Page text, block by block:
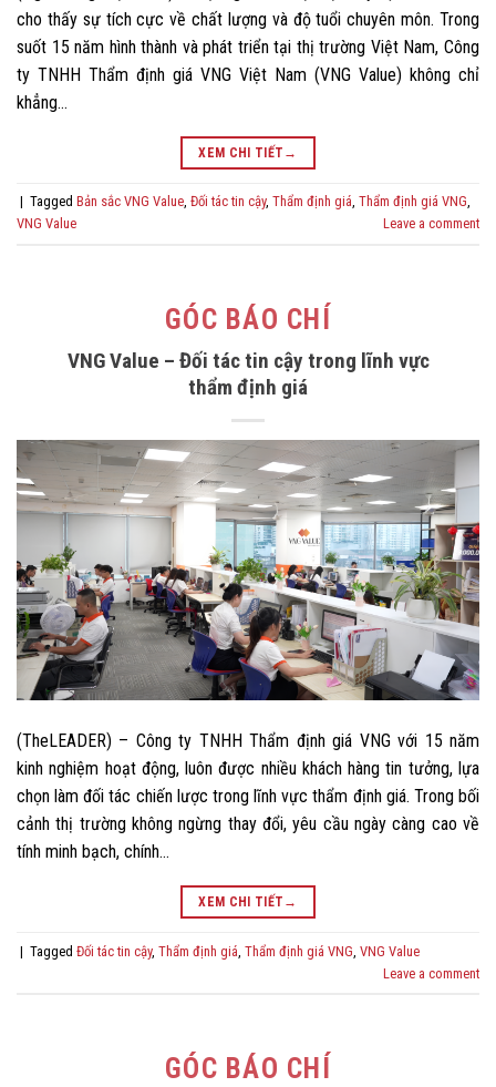
cho thấy sự tích cực về chất lượng và độ tuổi chuyên môn. Trong
suốt 15 năm hình thành và phát triển tại thị trường Việt Nam, Công
ty TNHH Thẩm định giá VNG Việt Nam (VNG Value) không chỉ
khẳng…
XEM CHI TIẾT →
| Tagged Bản sắc VNG Value, Đối tác tin cậy, Thẩm định giá, Thẩm định giá VNG,
VNG Value
Leave a comment
GÓC BÁO CHÍ
VNG Value – Đối tác tin cậy trong lĩnh vực
thẩm định giá
(TheLEADER) – Công ty TNHH Thẩm định giá VNG với 15 năm
kinh nghiệm hoạt động, luôn được nhiều khách hàng tin tưởng, lựa
chọn làm đối tác chiến lược trong lĩnh vực thẩm định giá. Trong bối
cảnh thị trường không ngừng thay đổi, yêu cầu ngày càng cao về
tính minh bạch, chính…
XEM CHI TIẾT →
| Tagged Đối tác tin cậy, Thẩm định giá Thẩm định giá VNG VNG Value
Leave a comment
GÓC BÁO CHÍ